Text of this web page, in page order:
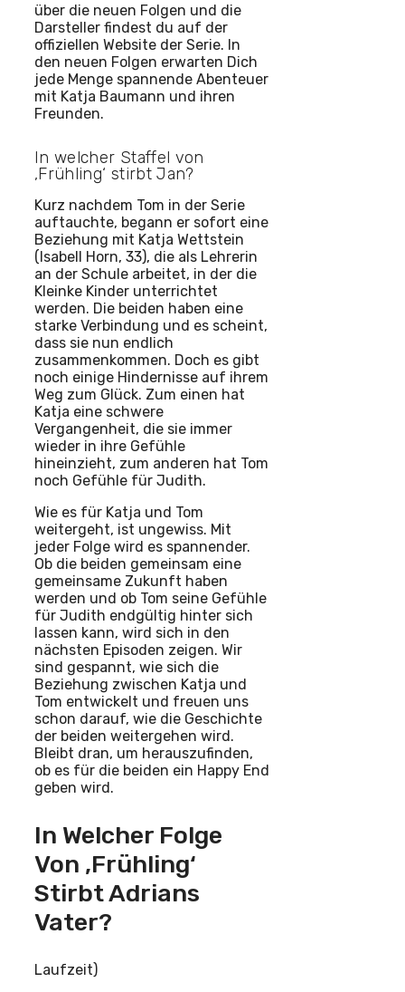
über die neuen Folgen und die
Darsteller findest du auf der
offiziellen Website der Serie. In
den neuen Folgen erwarten Dich
jede Menge spannende Abenteuer
mit Katja Baumann und ihren
Freunden.
In welcher Staffel von
‚Frühling‘ stirbt Jan?
Kurz nachdem Tom in der Serie
auftauchte, begann er sofort eine
Beziehung mit Katja Wettstein
(Isabell Horn, 33), die als Lehrerin
an der Schule arbeitet, in der die
Kleinke Kinder unterrichtet
werden. Die beiden haben eine
starke Verbindung und es scheint,
dass sie nun endlich
zusammenkommen. Doch es gibt
noch einige Hindernisse auf ihrem
Weg zum Glück. Zum einen hat
Katja eine schwere
Vergangenheit, die sie immer
wieder in ihre Gefühle
hineinzieht, zum anderen hat Tom
noch Gefühle für Judith.
Wie es für Katja und Tom
weitergeht, ist ungewiss. Mit
jeder Folge wird es spannender.
Ob die beiden gemeinsam eine
gemeinsame Zukunft haben
werden und ob Tom seine Gefühle
für Judith endgültig hinter sich
lassen kann, wird sich in den
nächsten Episoden zeigen. Wir
sind gespannt, wie sich die
Beziehung zwischen Katja und
Tom entwickelt und freuen uns
schon darauf, wie die Geschichte
der beiden weitergehen wird.
Bleibt dran, um herauszufinden,
ob es für die beiden ein Happy End
geben wird.
In Welcher Folge
Von ‚Frühling‘
Stirbt Adrians
Vater?
Laufzeit)